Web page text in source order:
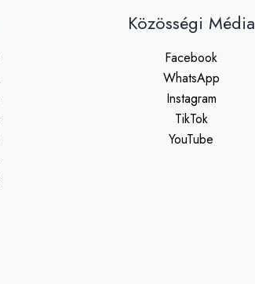
Közösségi Média
Facebook
WhatsApp
Instagram
TikTok
YouTube